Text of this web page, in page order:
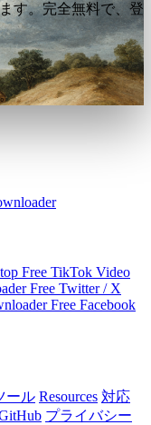
す。完全無料で、登
Free TikTok Video
Free Twitter / X
Free Facebook
ール Resources 対応
プライバシー